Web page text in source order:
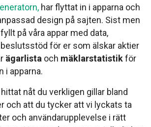
har flyttat in i apparna och
design på sajten. Sist men
på våra appar med data,
för er som älskar aktier
ägarlista och mäklarstatistikför
i apparna.
nåt du verkligen gillar bland
och att du tycker att vi lyckats ta
och användarupplevelse i rätt